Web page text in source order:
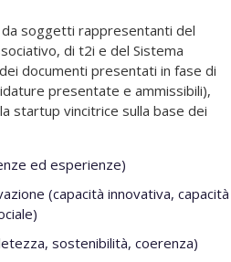
soggetti rappresentanti del
di t2i e del Sistema
documenti presentati in fase di
presentate e ammissibili),
startup vincitrice sulla base dei
ed esperienze)
(capacità innovativa, capacità
sostenibilità, coerenza)